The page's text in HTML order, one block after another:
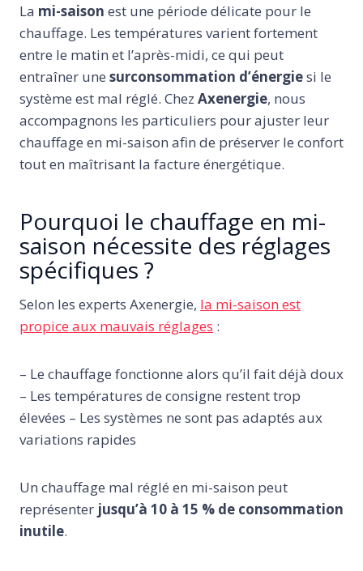
La mi-saison est une période délicate pour le
chauffage. Les températures varient fortement
entre le matin et l’après-midi, ce qui peut
entraîner une surconsommation d’énergiesi le
système est mal réglé. Chez Axenergie, nous
accompagnons les particuliers pour ajuster leur
chauffage en mi-saison afin de préserver le confort
tout en maîtrisant la facture énergétique.
Pourquoi le chauffage en mi-
saison nécessite des réglages
spécifiques ?
Selon les experts Axenergie, la mi-saison est
propice aux mauvais réglages :
– Le chauffage fonctionne alors qu’il fait déjà doux
– Les températures de consigne restent trop
élevées – Les systèmes ne sont pas adaptés aux
variations rapides
Un chauffage mal réglé en mi-saison peut
représenter jusqu’à 10 à 15 % de consommation
inutile.